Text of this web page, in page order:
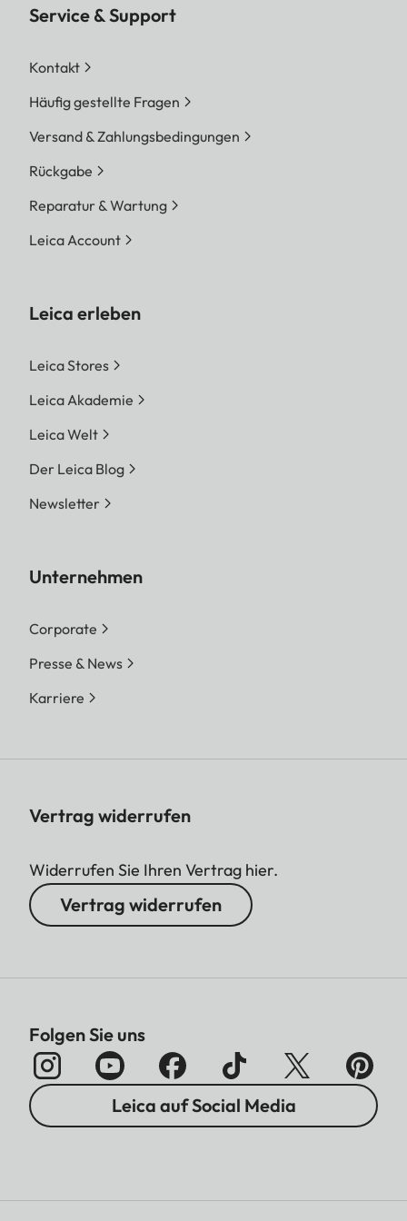
Service & Support
Kontakt
Häufig gestellte Fragen
Versand & Zahlungsbedingungen
Rückgabe
Reparatur & Wartung
Leica Account
Leica erleben
Leica Stores
Leica Akademie
Leica Welt
Der Leica Blog
Newsletter
Unternehmen
Corporate
Presse & News
Karriere
Vertrag widerrufen
Widerrufen Sie Ihren Vertrag hier.
Vertrag widerrufen
Folgen Sie uns
Leica auf Social Media